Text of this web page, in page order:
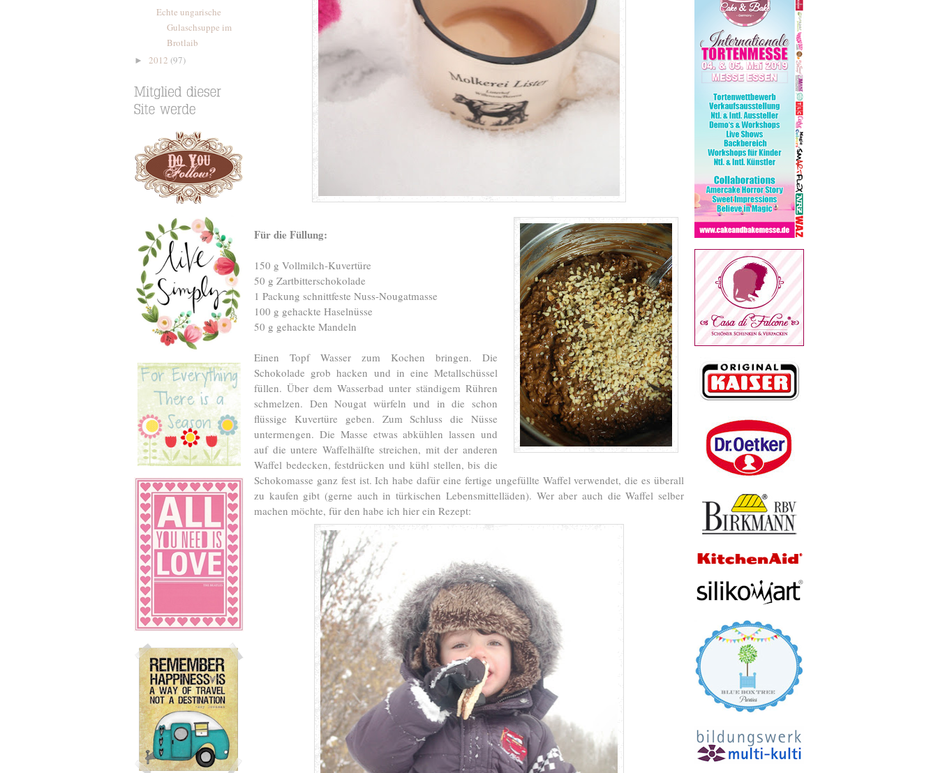
Echte ungarische
Gulaschsuppe im
Brotlaib
► 2012 (97)
Für die Füllung:
150 g Vollmilch-Kuvertüre
50 g Zartbitterschokolade
1 Packung schnittfeste Nuss-Nougatmasse
100 g gehackte Haselnüsse
50 g gehackte Mandeln
Einen Topf Wasser zum Kochen bringen. Die
Schokolade grob hacken und in eine Metallschüssel
füllen. Über dem Wasserbad unter ständigem Rühren
schmelzen. Den Nougat würfeln und in die schon
flüssige Kuvertüre geben. Zum Schluss die Nüsse
untermengen. Die Masse etwas abkühlen lassen und
auf die untere Waffelhälfte streichen, mit der anderen
Waffel bedecken, festdrücken und kühl stellen, bis die
Schokomasse ganz fest ist. Ich habe dafür eine fertige ungefüllte Waffel verwendet, die es überall
zu kaufen gibt (gerne auch in türkischen Lebensmittelläden). Wer aber auch die Waffel selber
machen möchte, für den habe ich hier ein Rezept: